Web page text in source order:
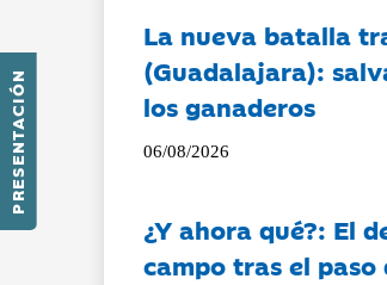
PRESENTACIÓN
La nueva batalla
(Guadalajara):
los ganaderos
06/08/2026
¿Y ahora qué?: El
campo tras el paso